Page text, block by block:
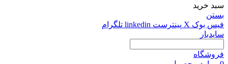
سبد خرید
بستن
فیس بوک X پینترست linkedin تلگرام
سایدبار
فروشگاه